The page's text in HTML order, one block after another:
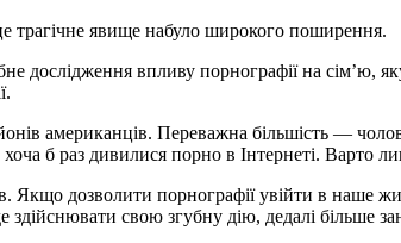
трагічне явище набуло широкого поширення.
дослідження впливу порнографії на сім’ю,
американців. Переважна більшість —
б раз дивилися порно в Інтернеті. Варто
Якщо дозволити порнографії увійти в наше
здійснювати свою згубну дію, дедалі більше